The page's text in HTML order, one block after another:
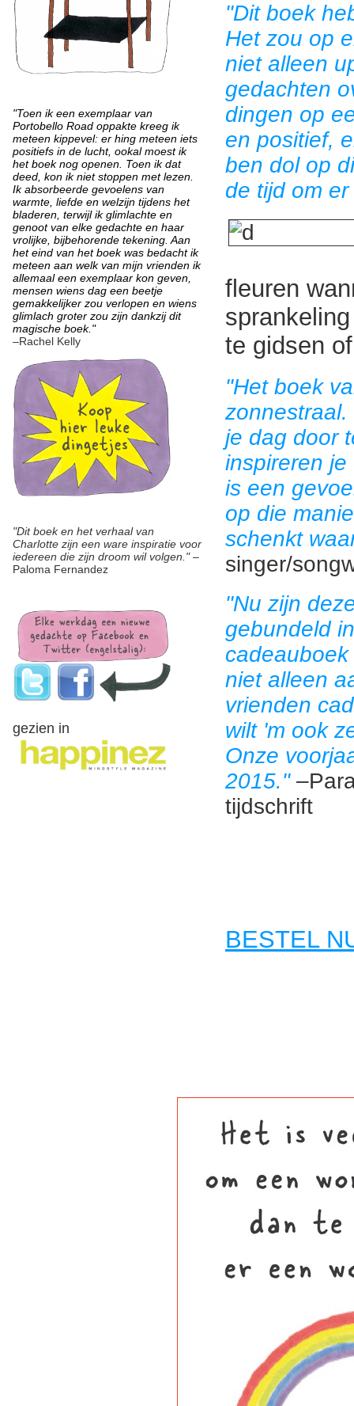
"Toen ik een exemplaar van
Portobello Road oppakte kreeg ik
meteen kippevel: er hing meteen iets
positiefs in de lucht, ookal moest ik
het boek nog openen. Toen ik dat
deed, kon ik niet stoppen met lezen.
Ik absorbeerde gevoelens van
warmte, liefde en welzijn tijdens het
bladeren, terwijl ik glimlachte en
genoot van elke gedachte en haar
vrolijke, bijbehorende tekening. Aan
het eind van het boek was bedacht ik
meteen aan welk van mijn vrienden ik
allemaal een exemplaar kon geven,
mensen wiens dag een beetje
gemakkelijker zou verlopen en wiens
glimlach groter zou zijn dankzij dit
magische boek."
–Rachel Kelly
"Dit boek en het verhaal van
Charlotte zijn een ware inspiratie voor
iedereen die zijn droom wil volgen."–
Paloma Fernandez
gezien in
"Dit boek
Het zou op
niet alleen
gedachten
dingen op
en positief,
ben dol op
de tijd om
fleuren
te gidsen
"Het boek
je dag door
inspireren
is een
op die
schenkt
singer/
"Nu zijn
gebundeld
niet alleen
vrienden
wilt 'm ook
Onze
2015."
tijdschrift
BESTEL